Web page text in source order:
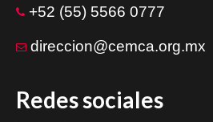
+52 (55) 5566 0777
direccion@cemca.org.mx
Redes sociales